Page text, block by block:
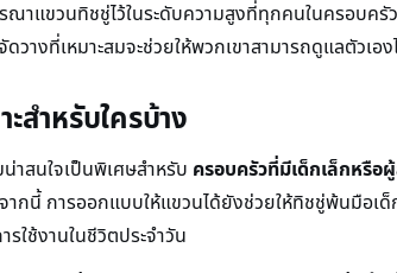
าแขวนทิชชู่ไว้ในระดับความสูงที่ทุกคนในครอบค
วางที่เหมาะสมจะช่วยให้พวกเขาสามารถดูแลตัวเอ
สำหรับใครบ้าง
สนใจเป็นพิเศษสำหรับ ครอบครัวที่มีเด็กเล็กหรือ
ากนี้ การออกแบบให้แขวนได้ยังช่วยให้ทิชชู่พ้นมือ
ใช้งานในชีวิตประจำวัน